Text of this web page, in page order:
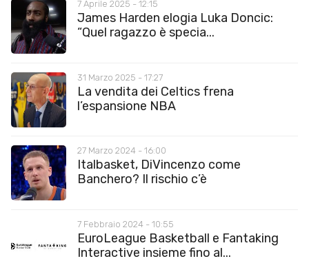
7 Aprile 2025 - 12:15
James Harden elogia Luka Doncic:
“Quel ragazzo è specia...
31 Marzo 2025 - 17:27
La vendita dei Celtics frena
l’espansione NBA
27 Marzo 2024 - 16:00
Italbasket, DiVincenzo come
Banchero? Il rischio c’è
7 Febbraio 2024 - 10:55
EuroLeague Basketball e Fantaking
Interactive insieme fino al...